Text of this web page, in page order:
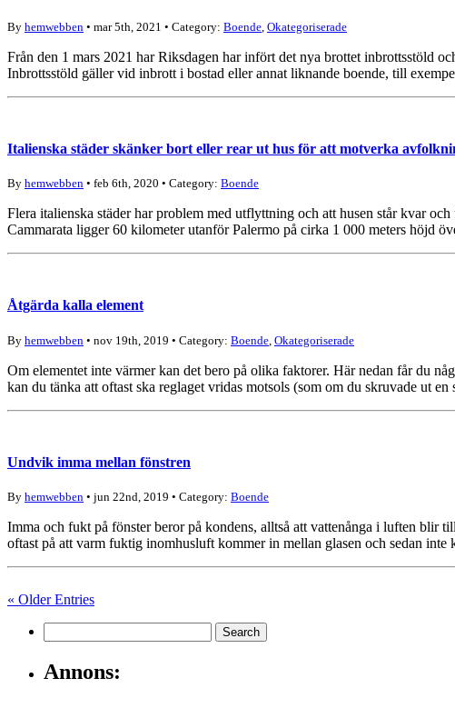
By hemwebben • mar 5th, 2021 • Category: Boende Okategoriserade
Från den 1 mars 2021 har Riksdagen har infört det nya brottet inbrottsstöld
Inbrottsstöld gäller vid inbrott i bostad eller annat liknande boende, till
Italienska städer skänker bort eller rear ut hus för att motverka
By hemwebben • feb 6th, 2020 • Category: Boende
Flera italienska städer har problem med utflyttning och att husen står kvar
Cammarata ligger 60 kilometer utanför Palermo på cirka 1 000 meters höjd
Åtgärda kalla element
By hemwebben • nov 19th, 2019 • Category: Boende Okategoriserade
Om elementet inte värmer kan det bero på olika faktorer. Här nedan får du
kan du tänka att oftast ska reglaget vridas motsols (som om du skruvade ut
Undvik imma mellan fönstren
By hemwebben • jun 22nd, 2019 • Category: Boende
Imma och fukt på fönster beror på kondens, alltså att vattenånga i luften blir
oftast på att varm fuktig inomhusluft kommer in mellan glasen och sedan
« Older Entries
Annons: